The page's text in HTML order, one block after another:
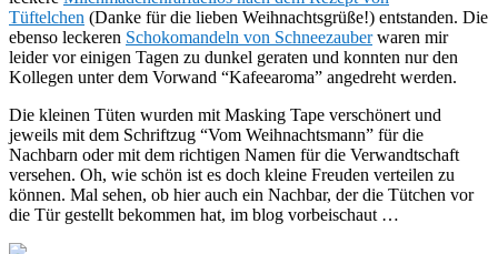
Tüftelchen (Danke für die lieben Weihnachtsgrüße!) entstanden. Die
ebenso leckeren Schokomandeln von Schneezauberwaren mir
leider vor einigen Tagen zu dunkel geraten und konnten nur den
Kollegen unter dem Vorwand “Kafeearoma” angedreht werden.
Die kleinen Tüten wurden mit Masking Tape verschönert und
jeweils mit dem Schriftzug “Vom Weihnachtsmann” für die
Nachbarn oder mit dem richtigen Namen für die Verwandtschaft
versehen. Oh, wie schön ist es doch kleine Freuden verteilen zu
können. Mal sehen, ob hier auch ein Nachbar, der die Tütchen vor
die Tür gestellt bekommen hat, im blog vorbeischaut …